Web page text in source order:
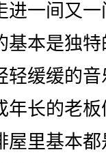
一间又一
基本是独
轻缓缓的
年长的老
屋里基本